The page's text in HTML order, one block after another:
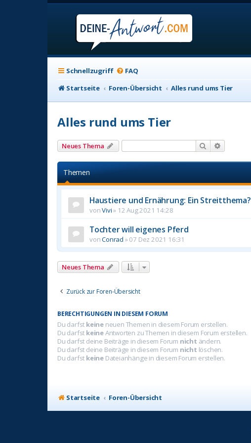
Schnellzugriff FAQ
Startseite
Foren-Übersicht Alles rund ums Tier
Alles rund ums Tier
Neues Thema Suche
Themen
Haustiere und Ernährung: Ein Streitthema?
vonVivi» 12 Aug 2021 14:28
Tochter will eigenes Pferd
vonConrad »07 Dez 2021 16:31
Neues Thema
Zurück zur Foren-Übersicht
BERECHTIGUNGEN IN DIESEM FORUM
Du darfst keine neuen Themen in diesem Forum erstellen.
Du darfst keineAntworten zu Themen in diesem Forum erstellen.
Du darfst deine Beiträge in diesem Forum nicht ändern.
Du darfst deine Beiträge in diesem Forum nicht löschen.
Du darfst keine Dateianhänge in diesem Forum erstellen.
Startseite Foren-Übersicht